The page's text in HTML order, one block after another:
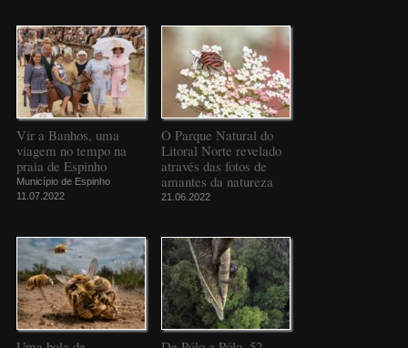
Vir a Banhos, uma
viagem no tempo na
praia de Espinho
Município de Espinho
11.07.2022
O Parque Natural do
Litoral Norte revelado
através das fotos de
amantes da natureza
21.06.2022